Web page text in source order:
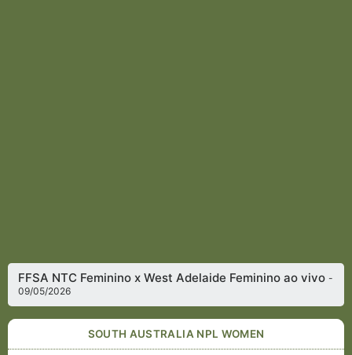
FFSA NTC Feminino x West Adelaide Feminino ao vivo-
09/05/2026
SOUTH AUSTRALIA NPL WOMEN